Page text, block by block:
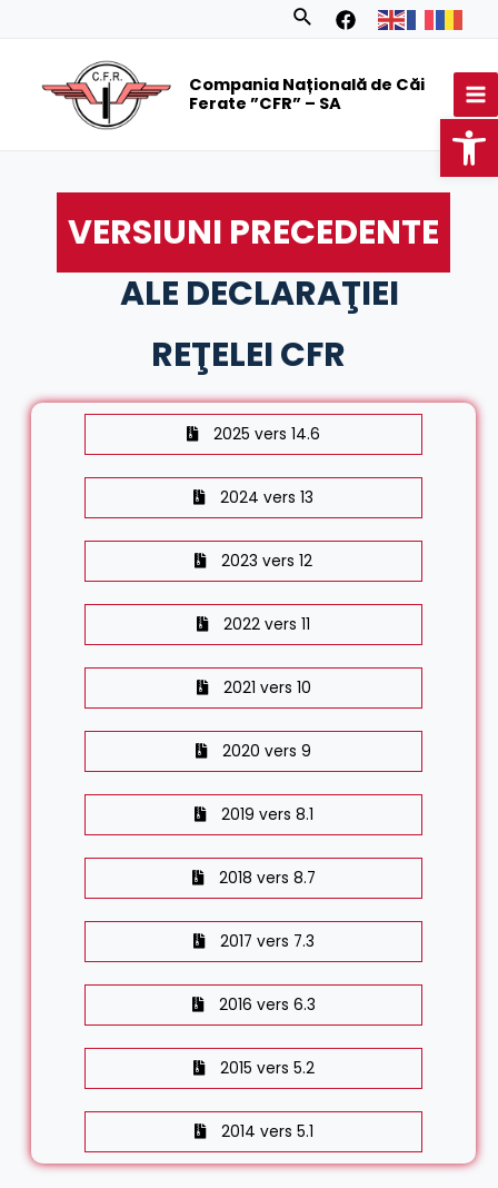
Search
Compania Națională de Căi
Ferate ”CFR” – SA
VERSIUNI PRECEDENTE
ALE DECLARAŢIEI
REŢELEI CFR
2025 vers 14.6
2024 vers 13
2023 vers 12
2022 vers 11
2021 vers 10
2020 vers 9
2019 vers 8.1
2018 vers 8.7
2017 vers 7.3
2016 vers 6.3
2015 vers 5.2
2014 vers 5.1